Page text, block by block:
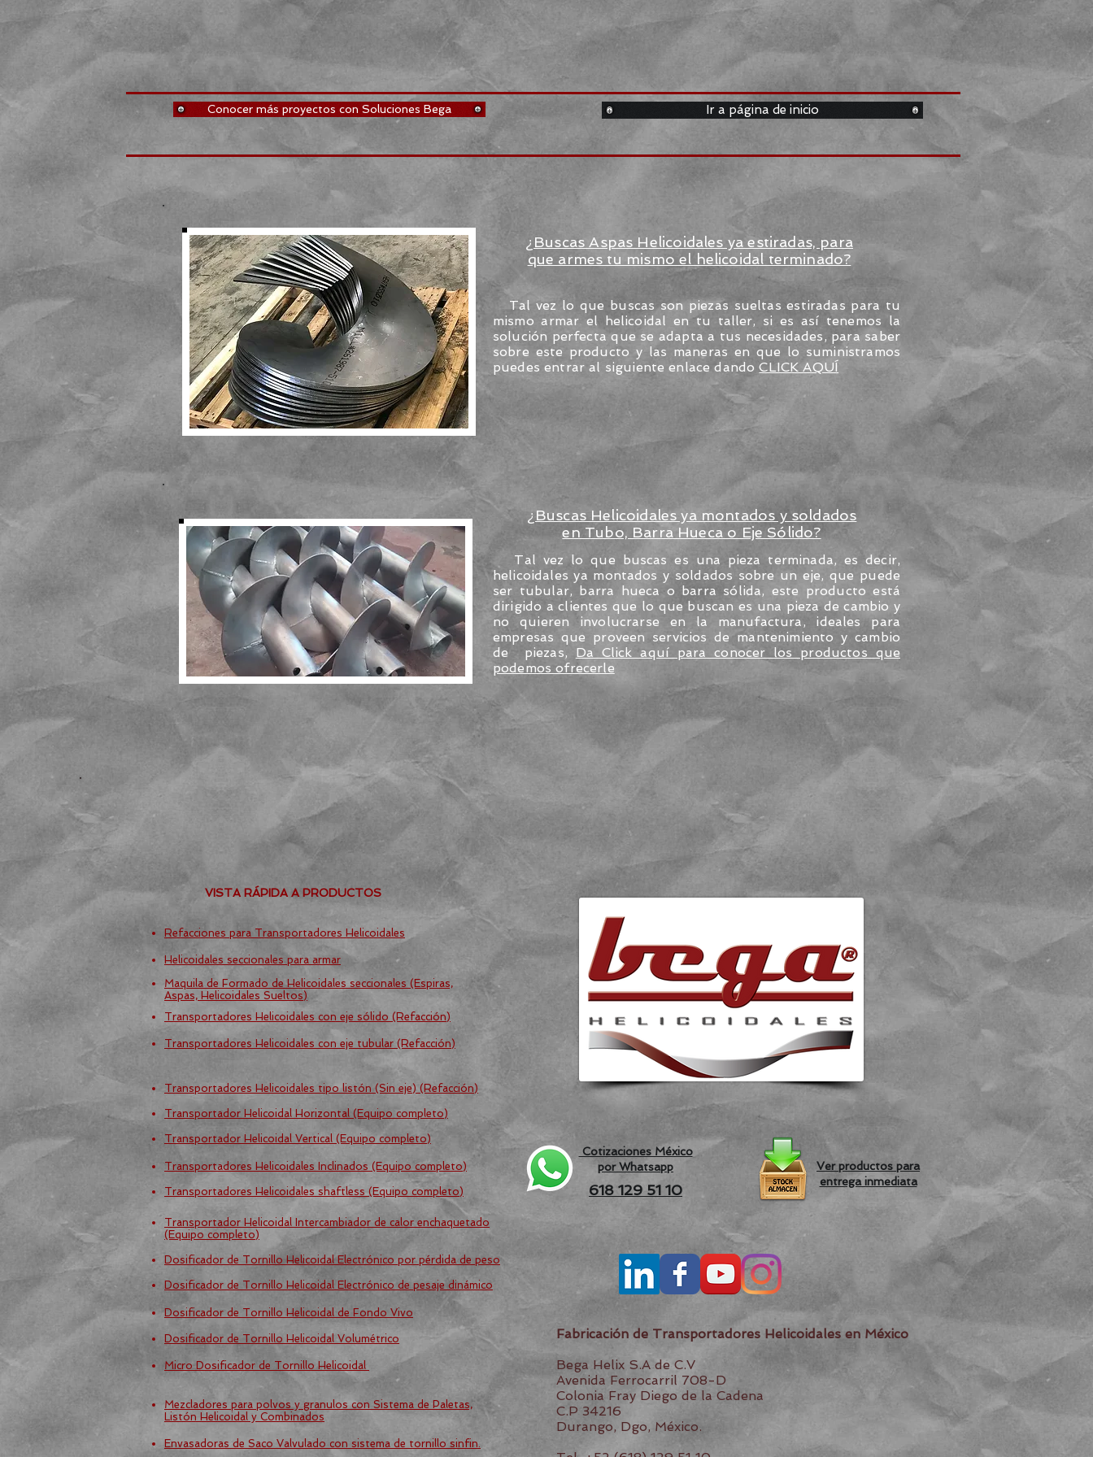
Conocer más proyectos con Soluciones Bega Ir a página de inicio
¿Buscas Aspas Helicoidales ya estiradas, para
que armes tu mismo el helicoidal terminado?
Tal vez lo que buscas son piezas sueltas estiradas para tu
mismo armar el helicoidal en tu taller, si es así tenemos la
solución perfecta que se adapta a tus necesidades, para saber
sobre este producto y las maneras en que lo suministramos
puedes entrar al siguiente enlace dandoCLICK AQUÍ
¿Buscas Helicoidales ya montados y soldados
en Tubo, Barra Hueca o Eje Sólido?
Tal vez lo que buscas es una pieza terminada, es decir,
helicoidales ya montados y soldados sobre un eje, que puede
ser tubular, barra hueca o barra sólida, este producto está
dirigido a clientes que lo que buscan es una pieza de cambio y
no quieren involucrarse en la manufactura, ideales para
empresas que proveen servicios de mantenimiento y cambio
de piezas, Da Click aquí para conocer los productos que
podemos ofrecerle
VISTA RÁPIDA A PRODUCTOS
Refacciones para Transportadores Helicoidales
Helicoidales seccionales para armar
Maquila de Formado de Helicoidales seccionales (Espiras,
Aspas, Helicoidales Sueltos)
Transportadores Helicoidales con eje sólido (Refacción)
Transportadores Helicoidales con eje tubular (Refacción)
Transportadores Helicoidales tipo listón (Sin eje) (Refacción)
Transportador Helicoidal Horizontal (Equipo completo)
Transportador Helicoidal Vertical (Equipo completo)
Transportadores Helicoidales Inclinados (Equipo completo)
Transportadores Helicoidales shaftless (Equipo completo)
Cotizaciones México
por Whatsapp
618 129 51 10
Ver productos para
entrega inmediata
Transportador Helicoidal Intercambiador de calor enchaquetado
(Equipo completo)
Dosificador de Tornillo Helicoidal Electrónico por pérdida de peso
Dosificador de Tornillo Helicoidal Electrónico de pesaje dinámico
Dosificador de Tornillo Helicoidal de Fondo Vivo
Dosificador de Tornillo Helicoidal Volumétrico
Micro Dosificador de Tornillo Helicoidal
Mezcladores para polvos y granulos con Sistema de Paletas,
Listón Helicoidal y Combinados
Envasadoras de Saco Valvulado con sistema de tornillo sinfin.
Fabricación de Transportadores Helicoidales en México
Bega Helix S.A de C.V
Avenida Ferrocarril 708-D
Colonia Fray Diego de la Cadena
C.P 34216
Durango, Dgo, México.